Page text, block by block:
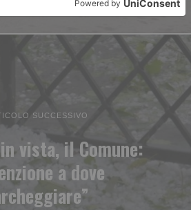
SUCCESSIVO
vista, il Comune:
a dove